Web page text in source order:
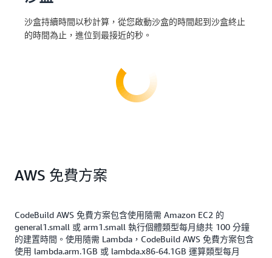
沙盒持續時間以秒計算，從您啟動沙盒的時間起到沙盒終止
的時間為止，進位到最接近的秒。
AWS 免費方案
CodeBuild AWS 免費方案包含使用隨需 Amazon EC2 的
general1.small 或 arm1.small 執行個體類型每月總共 100 分鐘
的建置時間。使用隨需 Lambda，CodeBuild AWS 免費方案包含
使用 lambda.arm.1GB 或 lambda.x86-64.1GB 運算類型每月